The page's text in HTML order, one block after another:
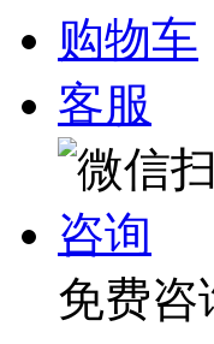
购物车
客服
咨询
免费咨